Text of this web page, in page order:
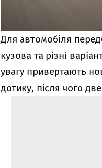
Для автомобіля
кузова та різні
увагу привертають
дотику, після чого